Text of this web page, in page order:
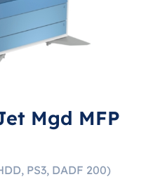
Mgd MFP
PS3, DADF 200)